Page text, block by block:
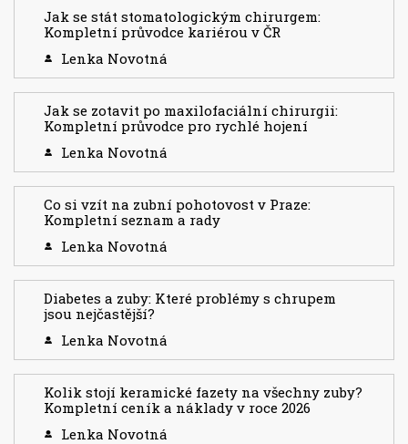
Jak se stát stomatologickým chirurgem:
Kompletní průvodce kariérou v ČR
Lenka Novotná
Jak se zotavit po maxilofaciální chirurgii:
Kompletní průvodce pro rychlé hojení
Lenka Novotná
Co si vzít na zubní pohotovost v Praze:
Kompletní seznam a rady
Lenka Novotná
Diabetes a zuby: Které problémy s chrupem
jsou nejčastější?
Lenka Novotná
Kolik stojí keramické fazety na všechny zuby?
Kompletní ceník a náklady v roce 2026
Lenka Novotná